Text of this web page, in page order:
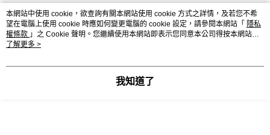
熱門標籤
本網站中使用 cookie，欲查詢有關本網站使用 cookie 方式之詳情，及若您不希
望在電腦上使用 cookie 時應如何變更電腦的 cookie 設定，請參閱本網站「 隱私
權條款 」之 Cookie 聲明。您繼續使用本網站即表示您同意本公司得按本網站使
用條款之 Cookie 聲明使用 cookie。
了解更多 >
我知道了